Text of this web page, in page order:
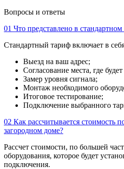
Вопросы и ответы
01 Что представлено в
Стандартный тариф включает в
Выезд на ваш адрес;
Согласование места, где
Замер уровня сигнала;
Монтаж необходимого
Итоговое тестирование;
Подключение выбранного
02 Как рассчитывается стоимость
загородном доме?
Рассчет стоимости, по большей
оборудования, которое будет
подключения.